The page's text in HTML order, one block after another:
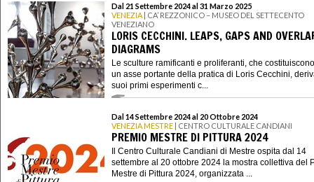
Dal 21 Settembre 2024 al 31 Marzo 2025
VENEZIA | CA’ REZZONICO – MUSEO DEL SETTECENTO
VENEZIANO
LORIS CECCHINI. LEAPS, GAPS AND
DIAGRAMS
Le sculture ramificanti e proliferanti, che
un asse portante della pratica di Loris Cecchini,
suoi primi esperimenti c...
Dal 14 Settembre 2024 al 20 Ottobre 2024
VENEZIA MESTRE | CENTRO CULTURALE CANDIANI
PREMIO MESTRE DI PITTURA 2024
Il Centro Culturale Candiani di Mestre ospita dal 14
settembre al 20 ottobre 2024 la mostra collettiva del
Mestre di Pittura 2024, organizzata ...